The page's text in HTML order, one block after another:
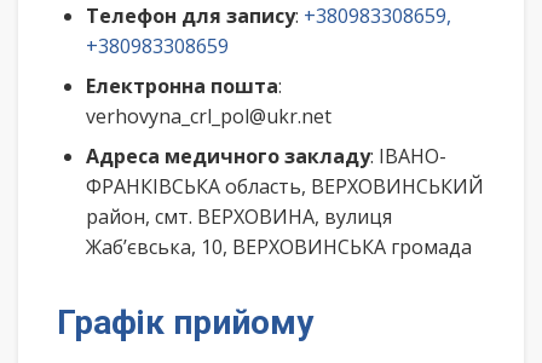
Телефон для запису: +380983308659,
+380983308659
Електронна пошта:
verhovyna_crl_pol@ukr.net
Адреса медичного закладу: ІВАНО-
ФРАНКІВСЬКА область, ВЕРХОВИНСЬКИЙ
район, смт. ВЕРХОВИНА, вулиця
Жаб’євська, 10, ВЕРХОВИНСЬКА громада
Графік прийому